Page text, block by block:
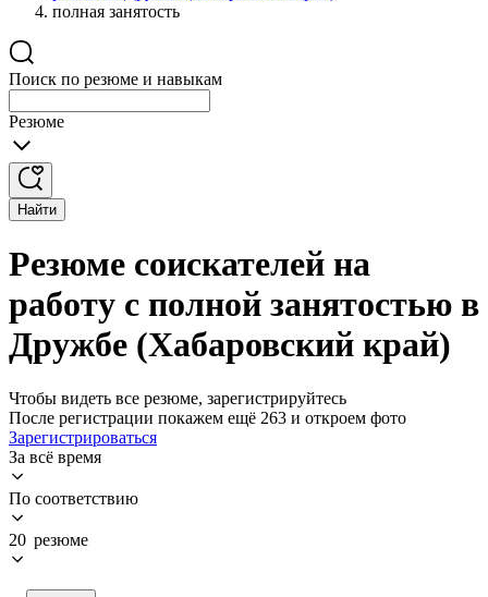
полная занятость
Поиск по резюме и навыкам
Резюме
Найти
Резюме соискателей на
работу с полной занятостью в
Дружбе (Хабаровский край)
Чтобы видеть все резюме, зарегистрируйтесь
После регистрации покажем ещё 263 и откроем фото
Зарегистрироваться
За всё время
По соответствию
20 резюме